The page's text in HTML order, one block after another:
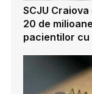
SCJU
20 de
pacientilor cu